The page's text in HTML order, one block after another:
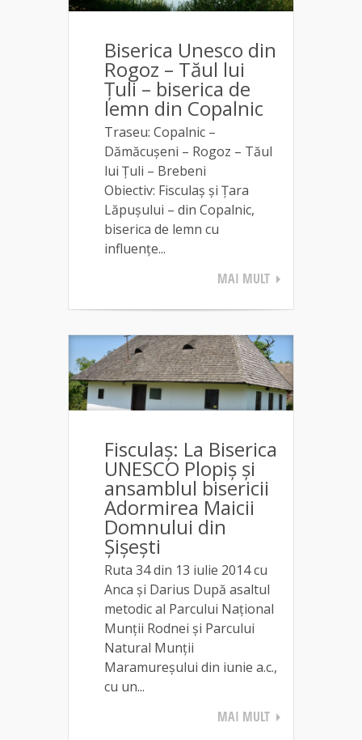
Biserica Unesco din
Rogoz – Tăul lui
Țuli – biserica de
lemn din Copalnic
Traseu: Copalnic –
Dămăcușeni – Rogoz – Tăul
lui Țuli – Brebeni
Obiectiv: Fisculaș și Țara
Lăpușului – din Copalnic,
biserica de lemn cu
influențe...
MAI MULT
Fisculaș: La Biserica
UNESCO Plopiș și
ansamblul bisericii
Adormirea Maicii
Domnului din
Șișești
Ruta 34 din 13 iulie 2014 cu
Anca și Darius După asaltul
metodic al Parcului Național
Munții Rodnei și Parcului
Natural Munții
Maramureșului din iunie a.c.,
cu un...
MAI MULT